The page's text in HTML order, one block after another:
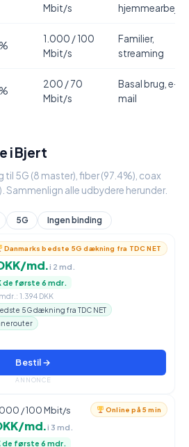
Mbit/s
hjemmearbejde
1.000 / 100
Mbit/s
Familier,
streaming
200 / 70
Mbit/s
Basal brug, e-
mail
i Bjert
til 5G (8 master), fiber (97.4%), coax
Sammenlign alle udbydere herunder.
5G Ingen binding
Danmarks bedste 5G dækning fra TDC NET
/ 90 Mbit/s
md.i 2 md.
de første 6 mdr.
1.394 DKK
5G dækning fra TDC NET
Bestil →
ANNONCE
Online på 5 min
/ 100 Mbit/s
md.i 3 md.
de første 6 mdr.